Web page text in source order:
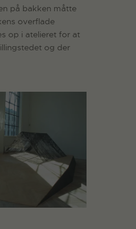
på bakken måtte
overflade
op i atelieret for at
og der